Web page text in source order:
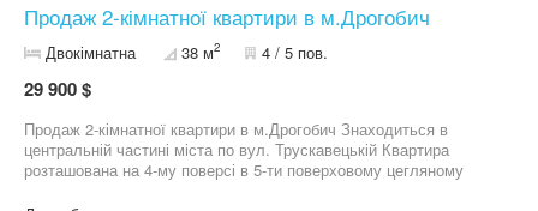
Продаж 2-кімнатної квартири в м.Дрогобич
Двокімнатна 38 м2 4 / 5 пов.
29 900 $
Продаж 2-кімнатної квартири в м.Дрогобич Знаходиться в
центральній частині міста по вул. Трускавецькій Квартира
розташована на 4-му поверсі в 5-ти поверховому цегляному